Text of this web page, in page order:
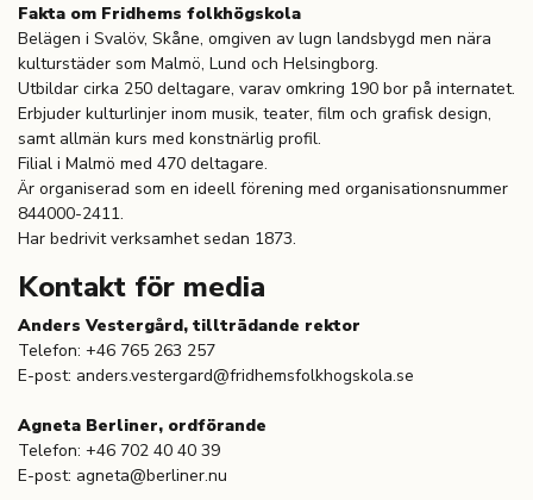
Fakta om Fridhems folkhögskola
Belägen i Svalöv, Skåne, omgiven av lugn landsbygd men nära
kulturstäder som Malmö, Lund och Helsingborg.
Utbildar cirka 250 deltagare, varav omkring 190 bor på internatet.
Erbjuder kulturlinjer inom musik, teater, film och grafisk design,
samt allmän kurs med konstnärlig profil.
Filial i Malmö med 470 deltagare.
Är organiserad som en ideell förening med organisationsnummer
844000-2411.
Har bedrivit verksamhet sedan 1873.
Kontakt för media
Anders Vestergård, tillträdande rektor
Telefon: +46 765 263 257
E-post: anders.vestergard@fridhemsfolkhogskola.se
Agneta Berliner, ordförande
Telefon: +46 702 40 40 39
E-post: agneta@berliner.nu